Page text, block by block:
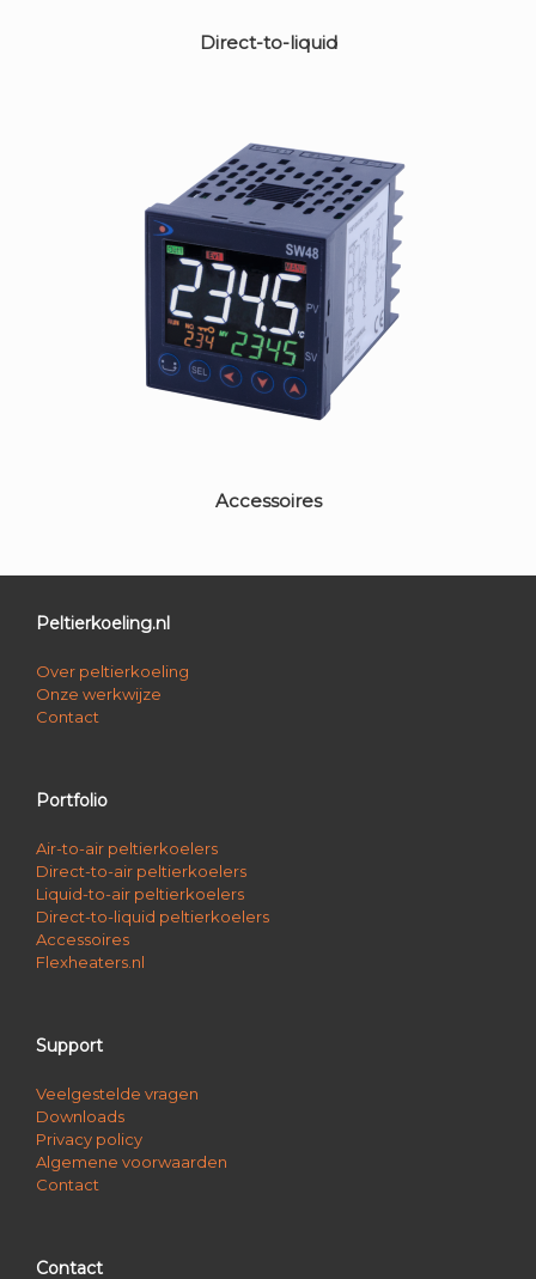
Direct-to-liquid
Accessoires
Peltierkoeling.nl
Over peltierkoeling
Onze werkwijze
Contact
Portfolio
Air-to-air peltierkoelers
Direct-to-air peltierkoelers
Liquid-to-air peltierkoelers
Direct-to-liquid peltierkoelers
Accessoires
Flexheaters.nl
Support
Veelgestelde vragen
Downloads
Privacy policy
Algemene voorwaarden
Contact
Contact